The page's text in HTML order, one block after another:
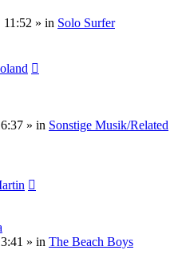
11:52 » in Solo Surfer
» in Sonstige Musik/Related
» in The Beach Boys